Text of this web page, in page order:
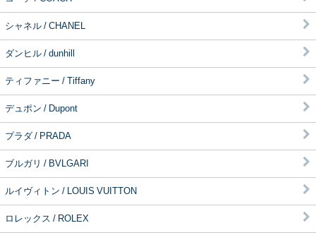
シャネル / CHANEL
ダンヒル / dunhill
ティファニー / Tiffany
デュポン / Dupont
プラダ / PRADA
ブルガリ / BVLGARI
ルイヴィトン / LOUIS VUITTON
ロレックス / ROLEX